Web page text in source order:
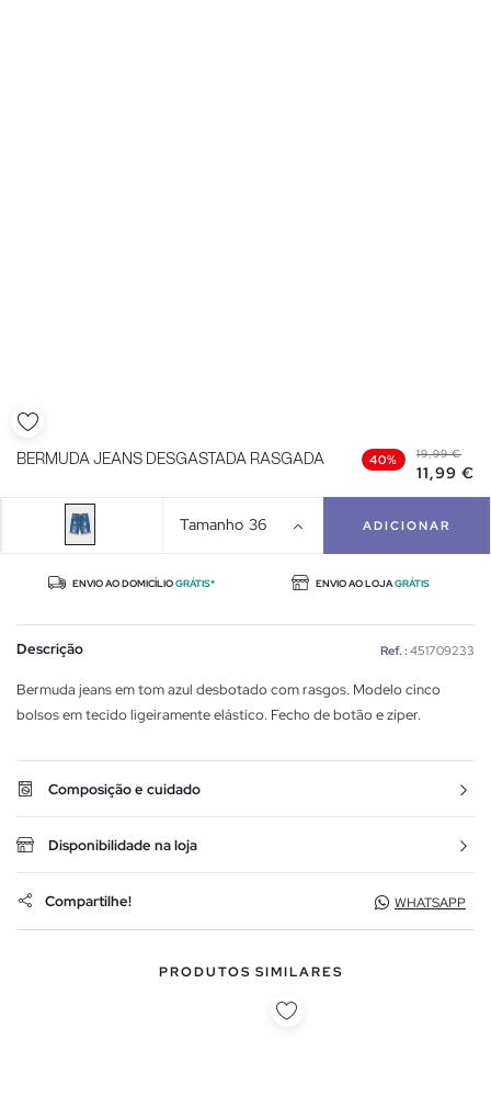
BERMUDA JEANS DESGASTADA RASGADA 40% 19,99 €
11,99 €
Tamanho 36 ADICIONAR
ENVIO AO DOMICÍLIOGRÁTIS* ENVIO AO LOJAGRÁTIS
Descrição Ref. : 451709233
Bermuda jeans em tom azul desbotado com rasgos. Modelo cinco
bolsos em tecido ligeiramente elástico. Fecho de botão e zíper.
Composição e cuidado
Disponibilidade na loja
Compartilhe! WHATSAPP
PRODUTOS SIMILARES